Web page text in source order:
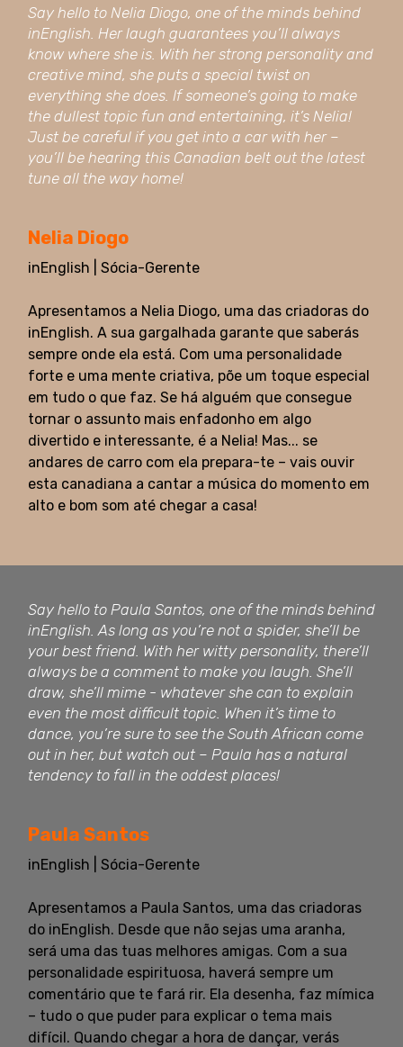
Say hello to Nelia Diogo, one of the minds behind
inEnglish. Her laugh guarantees you’ll always
know where she is. With her strong personality and
creative mind, she puts a special twist on
everything she does. If someone’s going to make
the dullest topic fun and entertaining, it’s Nelia!
Just be careful if you get into a car with her –
you’ll be hearing this Canadian belt out the latest
tune all the way home!
Nelia Diogo
inEnglish | Sócia-Gerente
Apresentamos a Nelia Diogo, uma das criadoras do
inEnglish. A sua gargalhada garante que saberás
sempre onde ela está. Com uma personalidade
forte e uma mente criativa, põe um toque especial
em tudo o que faz. Se há alguém que consegue
tornar o assunto mais enfadonho em algo
divertido e interessante, é a Nelia! Mas... se
andares de carro com ela prepara-te – vais ouvir
esta canadiana a cantar a música do momento em
alto e bom som até chegar a casa!
Say hello to Paula Santos, one of the minds behind
inEnglish. As long as you’re not a spider, she’ll be
your best friend. With her witty personality, there’ll
always be a comment to make you laugh. She’ll
draw, she’ll mime - whatever she can to explain
even the most difficult topic. When it’s time to
dance, you’re sure to see the South African come
out in her, but watch out – Paula has a natural
tendency to fall in the oddest places!
Paula Santos
inEnglish | Sócia-Gerente
Apresentamos a Paula Santos, uma das criadoras
do inEnglish. Desde que não sejas uma aranha,
será uma das tuas melhores amigas. Com a sua
personalidade espirituosa, haverá sempre um
comentário que te fará rir. Ela desenha, faz mímica
– tudo o que puder para explicar o tema mais
difícil. Quando chegar a hora de dançar, verás